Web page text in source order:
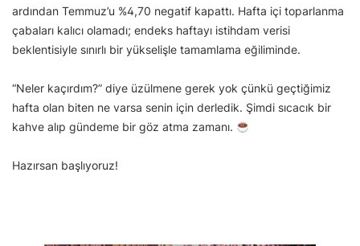
ardından Temmuz’u %4,70 negatif kapattı. Hafta içi toparlanma
çabaları kalıcı olamadı; endeks haftayı istihdam verisi
beklentisiyle sınırlı bir yükselişle tamamlama eğiliminde.
“Neler kaçırdım?” diye üzülmene gerek yok çünkü geçtiğimiz
hafta olan biten ne varsa senin için derledik. Şimdi sıcacık bir
kahve alıp gündeme bir göz atma zamanı.
Hazırsan başlıyoruz!